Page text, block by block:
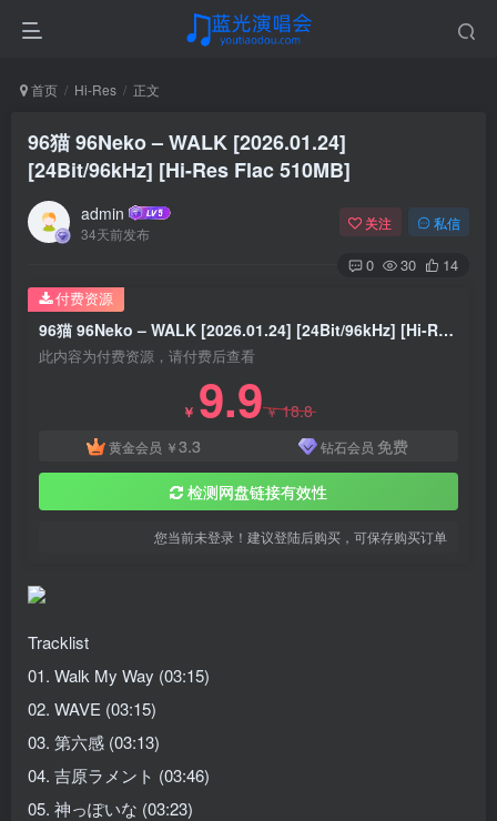
首页 Hi-Res 正文
96猫 96Neko – WALK [2026.01.24]
[24Bit/96kHz] [Hi-Res Flac 510MB]
admin
34天前发布
关注 私信
0 30 14
96猫 96Neko – WALK [2026.01.24] [24Bit/96kHz] [Hi-Res Flac 510MB]
此内容为付费资源，请付费后查看
￥ 9.9￥18.8
黄金会员 ￥3.3 钻石会员 免费
检测网盘链接有效性
您当前未登录！建议登陆后购买，可保存购买订单
付费资源
Tracklist
01. Walk My Way (03:15)
02. WAVE (03:15)
03. 第六感 (03:13)
04. 吉原ラメント (03:46)
05. 神っぽいな (03:23)